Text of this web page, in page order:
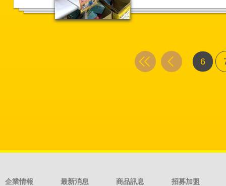
6
企業情報 最新消息 商品訊息 招募加盟